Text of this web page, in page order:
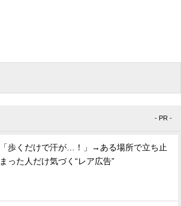
- PR -
「歩くだけで汗が…！」→ある場所で立ち止
まった人だけ気づく“レア広告”